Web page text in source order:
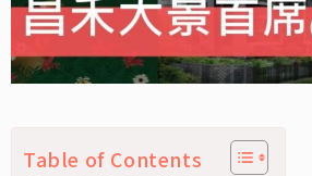
Table of Contents